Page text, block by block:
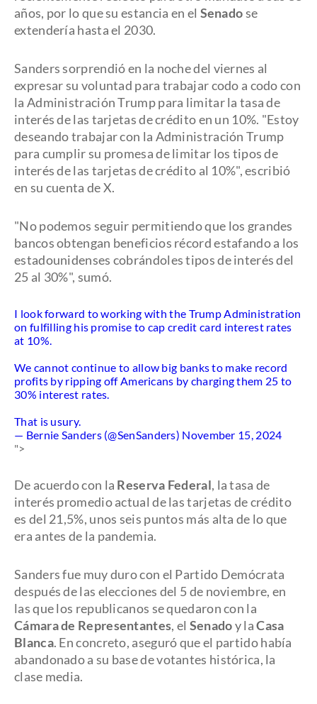
años, por lo que su estancia en el Senadose
extendería hasta el 2030.
Sanders sorprendió en la noche del viernes al
expresar su voluntad para trabajar codo a codo con
la Administración Trump para limitar la tasa de
interés de las tarjetas de crédito en un 10%. "Estoy
deseando trabajar con la Administración Trump
para cumplir su promesa de limitar los tipos de
interés de las tarjetas de crédito al 10%", escribió
en su cuenta de X.
"No podemos seguir permitiendo que los grandes
bancos obtengan beneficios récord estafando a los
estadounidenses cobrándoles tipos de interés del
25 al 30%", sumó.
I look forward to working with the Trump Administration
on fulfilling his promise to cap credit card interest rates
at 10%.
We cannot continue to allow big banks to make record
profits by ripping off Americans by charging them 25 to
30% interest rates.
That is usury.
— Bernie Sanders (@SenSanders) November 15, 2024
">
De acuerdo con la Reserva Federal, la tasa de
interés promedio actual de las tarjetas de crédito
es del 21,5%, unos seis puntos más alta de lo que
era antes de la pandemia.
Sanders fue muy duro con el Partido Demócrata
después de las elecciones del 5 de noviembre, en
las que los republicanos se quedaron con la
Cámara de Representantes, el Senadoy laCasa
Blanca. En concreto, aseguró que el partido había
abandonado a su base de votantes histórica, la
clase media.